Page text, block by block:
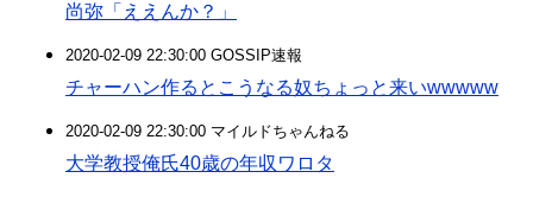
尚弥「ええんか？」
2020-02-09 22:30:00 GOSSIP速報
チャーハン作るとこうなる奴ちょっと来いwwwww
2020-02-09 22:30:00 マイルドちゃんねる
大学教授俺氏40歳の年収ワロタ